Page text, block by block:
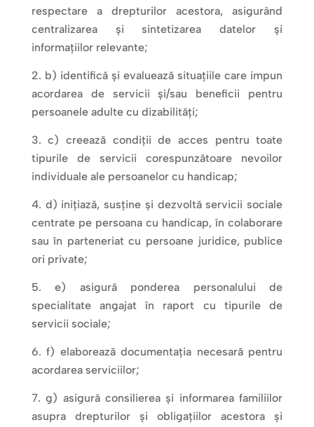
respectare a drepturilor acestora, asigurând
centralizarea și sintetizarea datelor și
informațiilor relevante;
b) identifică și evaluează situațiile care impun
acordarea de servicii și/sau beneficii pentru
persoanele adulte cu dizabilități;
c) creează condiții de acces pentru toate
tipurile de servicii corespunzătoare nevoilor
individuale ale persoanelor cu handicap;
d) inițiază, susține și dezvoltă servicii sociale
centrate pe persoana cu handicap, în colaborare
sau în parteneriat cu persoane juridice, publice
ori private;
e) asigură ponderea personalului de
specialitate angajat în raport cu tipurile de
servicii sociale;
f) elaborează documentația necesară pentru
acordarea serviciilor;
g) asigură consilierea și informarea familiilor
asupra drepturilor și obligațiilor acestora și